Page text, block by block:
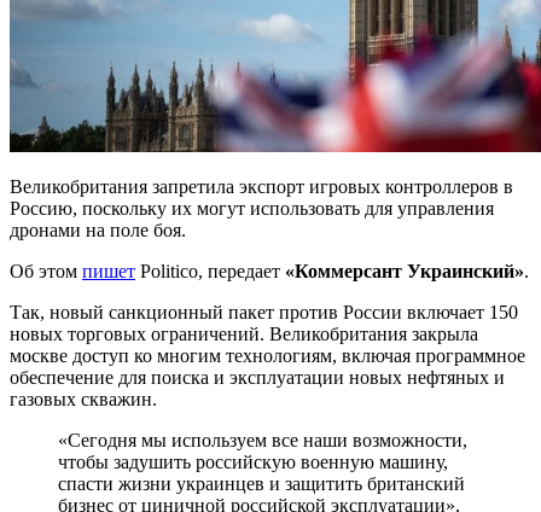
Великобритания запретила экспорт игровых контроллеров в
Россию, поскольку их могут использовать для управления
дронами на поле боя.
Об этом пишет Politico, передает «Коммерсант Украинский».
Так, новый санкционный пакет против России включает 150
новых торговых ограничений. Великобритания закрыла
москве доступ ко многим технологиям, включая программное
обеспечение для поиска и эксплуатации новых нефтяных и
газовых скважин.
«Сегодня мы используем все наши возможности,
чтобы задушить российскую военную машину,
спасти жизни украинцев и защитить британский
бизнес от циничной российской эксплуатации»,